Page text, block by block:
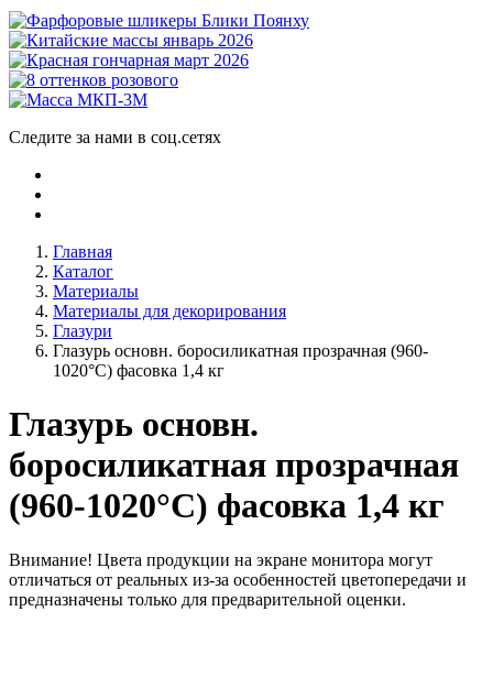
Следите за нами в соц.сетях
Главная
Каталог
Материалы
Материалы для декорирования
Глазури
Глазурь основн. боросиликатная прозрачная (960-
1020°С) фасовка 1,4 кг
Глазурь основн.
боросиликатная прозрачная
(960-1020°С) фасовка 1,4 кг
Внимание! Цвета продукции на экране монитора могут
отличаться от реальных из-за особенностей цветопередачи и
предназначены только для предварительной оценки.